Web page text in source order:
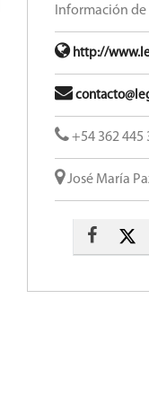
Información
http://
+54 362 445
José María